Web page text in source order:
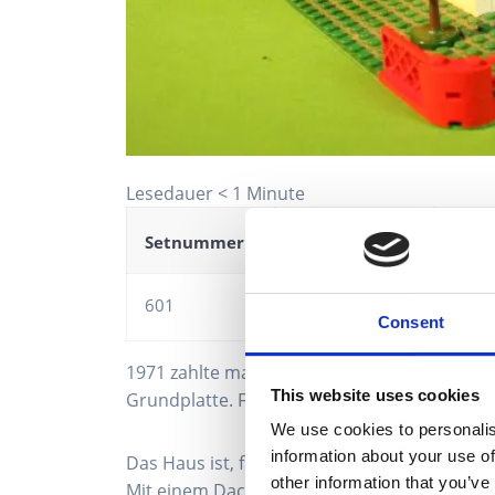
Consent
This website uses cookies
We use cookies to
information about your use
other information that
Lesedauer < 1 Minute
Setnummer Setname
601
1971 zahlte man für die Legoland-Villa mit
Grundplatte. Für damalige Verhätlnisse
Das Haus ist, für damals ja typisch, nicht